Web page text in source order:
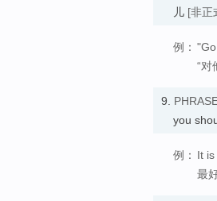
儿 [非正
例：
“对
9.
you
例： It
最